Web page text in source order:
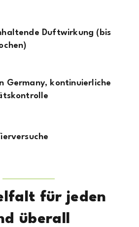
Duftwirkung (bis
Germany, kontinuierliche
für jeden
überall